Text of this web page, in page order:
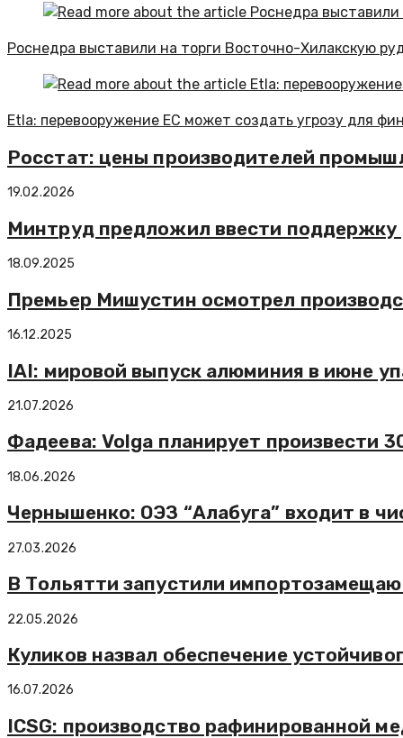
Роснедра выставили на торги Восточно-Хилакскую
Etla: перевооружение ЕС может создать угрозу для
Росстат: цены производителей
19.02.2026
Минтруд предложил ввести поддержку
18.09.2025
Премьер Мишустин осмотрел
16.12.2025
IAI: мировой выпуск алюминия в июне
21.07.2026
Фадеева: Volga планирует произвести
18.06.2026
Чернышенко: ОЭЗ “Алабуга” входит в
27.03.2026
В Тольятти запустили
22.05.2026
Куликов назвал обеспечение
16.07.2026
ICSG: производство рафинированной